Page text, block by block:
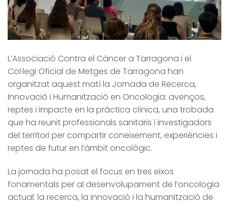
L’Associació Contra el Càncer a Tarragona i el
Col·legi Oficial de Metges de Tarragona han
organitzat aquest matí la Jornada de Recerca,
Innovació i Humanització en Oncologia: avenços,
reptes i impacte en la pràctica clínica, una trobada
que ha reunit professionals sanitaris i investigadors
del territori per compartir coneixement, experiències i
reptes de futur en l’àmbit oncològic.
La jornada ha posat el focus en tres eixos
fonamentals per al desenvolupament de l’oncologia
actual: la recerca, la innovació i la humanització de